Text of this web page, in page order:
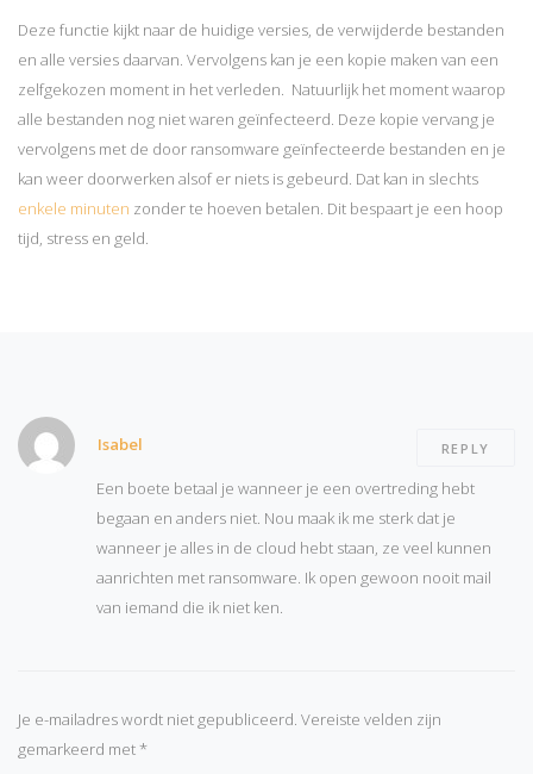
Deze functie kijkt naar de huidige versies, de verwijderde bestanden
en alle versies daarvan. Vervolgens kan je een kopie maken van een
zelfgekozen moment in het verleden. Natuurlijk het moment waarop
alle bestanden nog niet waren geïnfecteerd. Deze kopie vervang je
vervolgens met de door ransomware geïnfecteerde bestanden en je
kan weer doorwerken alsof er niets is gebeurd. Dat kan in slechts
enkele minuten zonder te hoeven betalen. Dit bespaart je een hoop
tijd, stress en geld.
Isabel
Een boete betaal je wanneer je een overtreding hebt
begaan en anders niet. Nou maak ik me sterk dat je
wanneer je alles in de cloud hebt staan, ze veel kunnen
aanrichten met ransomware. Ik open gewoon nooit mail
van iemand die ik niet ken.
REPLY
Je e-mailadres wordt niet gepubliceerd. Vereiste velden zijn
gemarkeerd met*